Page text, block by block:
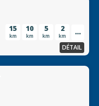
15
km
10
km
5
km
2
km ...
DÉTAIL